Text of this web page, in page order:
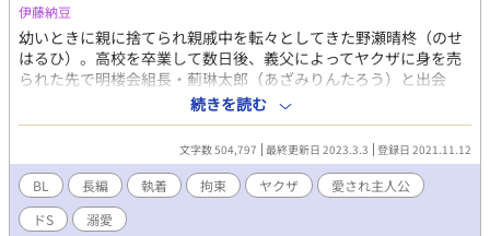
伊藤納豆
幼いときに親に捨てられ親戚中を転々としてきた野瀬晴柊（のせ
はるひ）。高校を卒業して数日後、義父によってヤクザに身を売
られた先で明楼会組長・薊琳太郎（あざみりんたろう）と出会
う。晴柊のことを気に入った琳太郎は、そのまま自分の家で囲う
ことを決める。首輪と足枷を嵌められた監禁生活が始まり、純粋
無垢な晴柊の身体が琳太郎によって強制的に塗り替えられてい
く。ゆっくりと精神が崩れていく晴柊は、ある日脱走を決意する
が――。無自覚人たらし美少年と狂気とも呼べる執着心を持つ男
の物語。※R18 ※一部微グロ描写、レイプ表現、男性妊娠描写
アリ
続きを読む
文字数 504,797 最終更新日 2023.3.3 登録日 2021.11.12
BL 長編 執着 拘束 ヤクザ
愛され主人公
ドS
溺愛